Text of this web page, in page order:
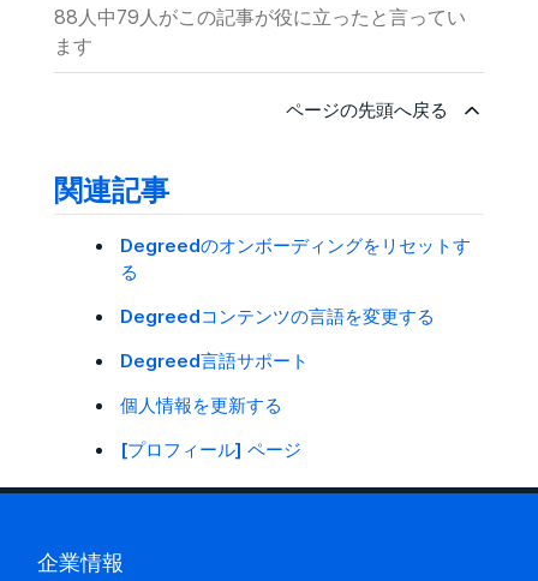
88人中79人がこの記事が役に立ったと言ってい
ます
ページの先頭へ戻る
関連記事
Degreedのオンボーディングをリセットす
る
Degreedコンテンツの言語を変更する
Degreed言語サポート
個人情報を更新する
[プロフィール] ページ
企業情報